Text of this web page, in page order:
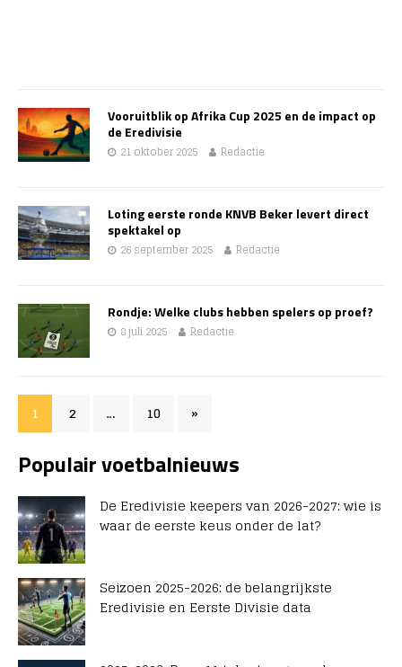
Vooruitblik op Afrika Cup 2025 en de impact op
de Eredivisie
21 oktober 2025 Redactie
Loting eerste ronde KNVB Beker levert direct
spektakel op
26 september 2025 Redactie
Rondje: Welke clubs hebben spelers op proef?
8 juli 2025 Redactie
1 2 … 10 »
Populair voetbalnieuws
De Eredivisie keepers van 2026-2027: wie is
waar de eerste keus onder de lat?
Seizoen 2025-2026: de belangrijkste
Eredivisie en Eerste Divisie data